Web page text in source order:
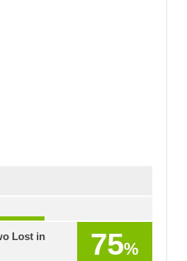
75%
Lost in